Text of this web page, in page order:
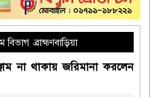
বিভাগ,ব্রাহ্মণবাড়িয়া
না থাকায় জরিমানা করলেন